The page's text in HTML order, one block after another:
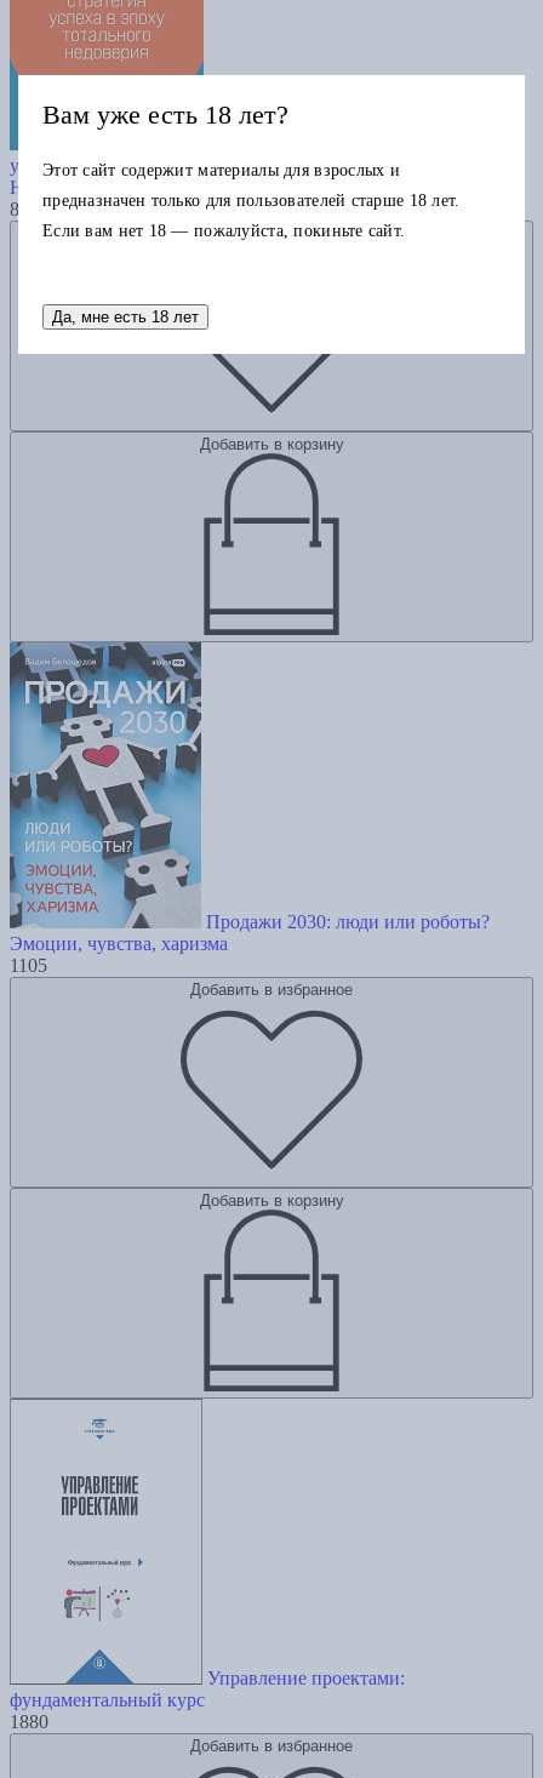
успеха в эпоху тотального недоверия
Норка Д.
825
Добавить в избранное
Добавить в корзину
Продажи 2030: люди или роботы?
Эмоции, чувства, харизма
1105
Добавить в избранное
Добавить в корзину
Управление проектами:
фундаментальный курс
1880
Добавить в избранное
Вам уже есть 18 лет?
Этот сайт содержит материалы для взрослых и
предназначен только для пользователей старше 18 лет.
Если вам нет 18 — пожалуйста, покиньте сайт.
Да, мне есть 18 лет